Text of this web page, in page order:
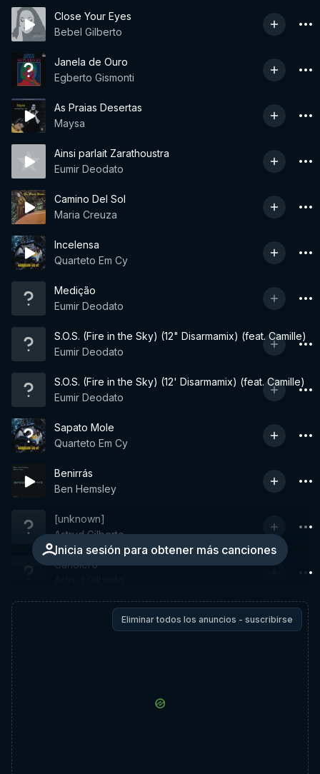
Close Your Eyes
Bebel Gilberto
Janela de Ouro
Egberto Gismonti
As Praias Desertas
Maysa
Ainsi parlait Zarathoustra
Eumir Deodato
Camino Del Sol
Maria Creuza
Incelensa
Quarteto Em Cy
Medição
Eumir Deodato
S.O.S. (Fire in the Sky) (12" Disarmamix) (feat. Camille)
Eumir Deodato
S.O.S. (Fire in the Sky) (12' Disarmamix) (feat. Camille)
Eumir Deodato
Sapato Mole
Quarteto Em Cy
Benirrás
Ben Hemsley
Inicia sesión para obtener más canciones
[unknown]
Astrud Gilberto
Canoiero
Eliminar todos los anuncios - suscribirse